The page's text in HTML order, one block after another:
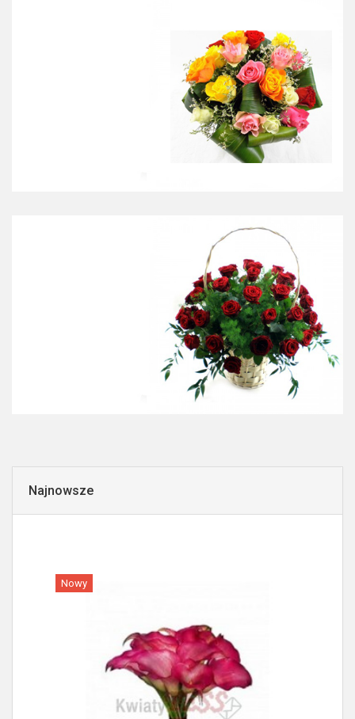
Najnowsze
Nowy